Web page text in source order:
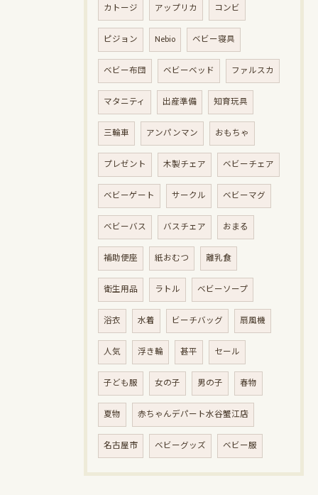
カトージ アップリカ コンビ
ピジョン Nebio ベビー寝具
ベビー布団 ベビーベッド ファルスカ
マタニティ 出産準備 知育玩具
三輪車 アンパンマン おもちゃ
プレゼント 木製チェア ベビーチェア
ベビーゲート サークル ベビーマグ
ベビーバス バスチェア おまる
補助便座 紙おむつ 離乳食
衛生用品 ラトル ベビーソープ
浴衣 水着 ビーチバッグ 扇風機
人気 浮き輪 甚平 セール
子ども服 女の子 男の子 春物
夏物 赤ちゃんデパート水谷蟹江店
名古屋市 ベビーグッズ ベビー服